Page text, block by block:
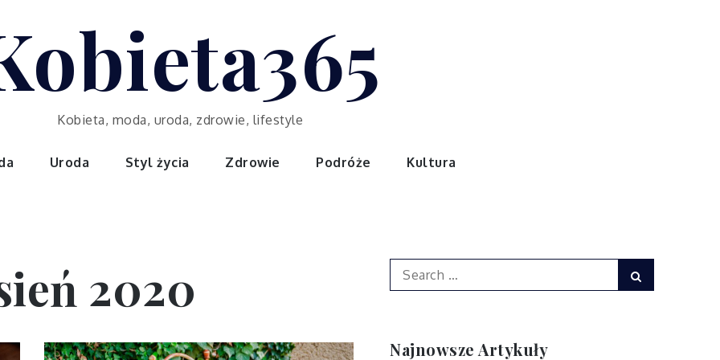
Kobieta, moda, uroda, zdrowie, lifestyle
Uroda Styl życia Zdrowie Podróże Kultura
2020
Search
for:
Najnowsze Artykuły